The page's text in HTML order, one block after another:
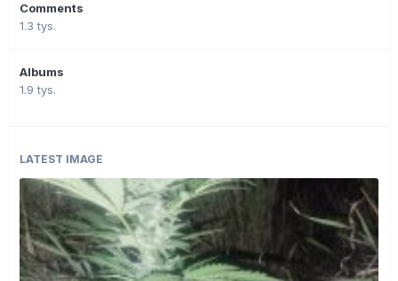
Comments
1.3 tys.
Albums
1.9 tys.
LATEST IMAGE